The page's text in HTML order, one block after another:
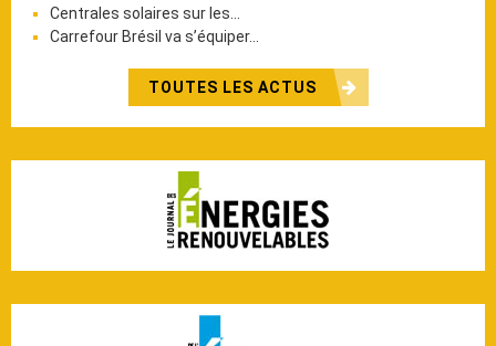
Centrales solaires sur les…
Carrefour Brésil va s’équiper…
TOUTES LES ACTUS